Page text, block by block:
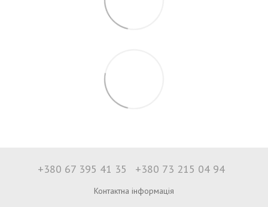
+380 67 395 41 35 +380 73 215 04 94
Контактна інформація